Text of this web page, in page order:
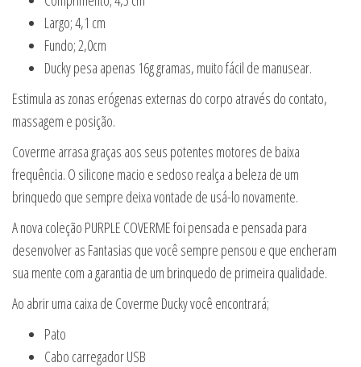
Largo; 4,1 cm
Fundo; 2,0cm
Ducky pesa apenas 16g gramas, muito fácil de manusear.
Estimula as zonas erógenas externas do corpo através do contato,
massagem e posição.
Coverme arrasa graças aos seus potentes motores de baixa
frequência. O silicone macio e sedoso realça a beleza de um
brinquedo que sempre deixa vontade de usá-lo novamente.
A nova coleção PURPLE COVERME foi pensada e pensada para
desenvolver as Fantasias que você sempre pensou e que encheram
sua mente com a garantia de um brinquedo de primeira qualidade.
Ao abrir uma caixa de Coverme Ducky você encontrará;
Pato
Cabo carregador USB